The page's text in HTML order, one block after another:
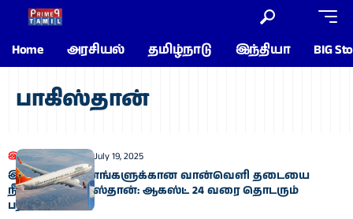
Home அரசியல் தமிழ்நாடு இந்தியா BIG
பாகிஸ்தான்
இந்தியாஉலகம் July 19, 2025
இந்திய விமானங்களுக்கான வான்வெளி தடையை
நீட்டித்தது பாகிஸ்தான்: ஆகஸ்ட் 24 வரை தொடரும்
பதற்றம்!